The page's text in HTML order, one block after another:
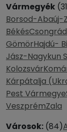
Vármegyék
Borsod-Abaúj-
Békés
GömörHajdú-
Jász-Nagykun
Kolozsvár
Kárpátalja
Pest Vármegye
VeszprémZala
Városok: (84)